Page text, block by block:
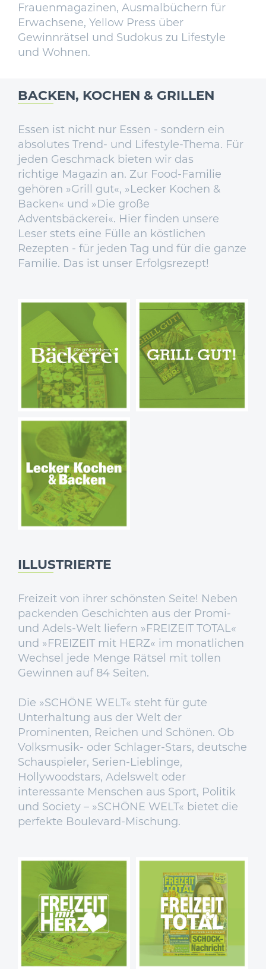
Frauenmagazinen, Ausmalbüchern für
Erwachsene, Yellow Press über
Gewinnrätsel und Sudokus zu Lifestyle
und Wohnen.
BACKEN, KOCHEN & GRILLEN
Essen ist nicht nur Essen - sondern ein
absolutes Trend- und Lifestyle-Thema. Für
jeden Geschmack bieten wir das
richtige Magazin an. Zur Food-Familie
gehören »Grill gut«, »Lecker Kochen &
Backen« und »Die große
Adventsbäckerei«. Hier finden unsere
Leser stets eine Fülle an köstlichen
Rezepten - für jeden Tag und für die ganze
Familie. Das ist unser Erfolgsrezept!
ILLUSTRIERTE
Freizeit von ihrer schönsten Seite! Neben
packenden Geschichten aus der Promi-
und Adels-Welt liefern »FREIZEIT TOTAL«
und »FREIZEIT mit HERZ« im monatlichen
Wechsel jede Menge Rätsel mit tollen
Gewinnen auf 84 Seiten.
Die »SCHÖNE WELT« steht für gute
Unterhaltung aus der Welt der
Prominenten, Reichen und Schönen. Ob
Volksmusik- oder Schlager-Stars, deutsche
Schauspieler, Serien-Lieblinge,
Hollywoodstars, Adelswelt oder
interessante Menschen aus Sport, Politik
und Society – »SCHÖNE WELT« bietet die
perfekte Boulevard-Mischung.